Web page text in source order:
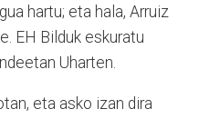
hartu; eta hala, Arruiz
EH Bilduk eskuratu
Uharten.
eta asko izan dira